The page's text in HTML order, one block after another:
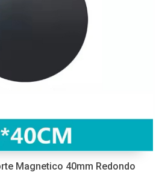
Magnetico 40mm Redondo